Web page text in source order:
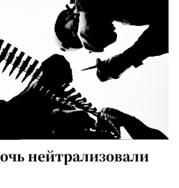
нейтрализовали